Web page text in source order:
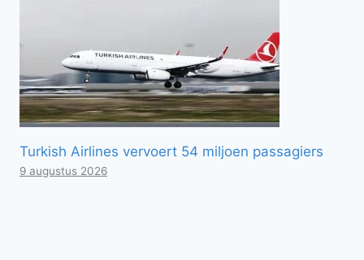
Turkish Airlines vervoert 54 miljoen passagiers
9 augustus 2026